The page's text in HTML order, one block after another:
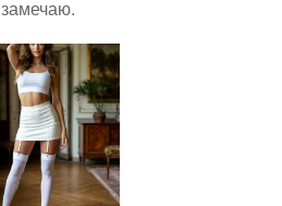
замечаю.